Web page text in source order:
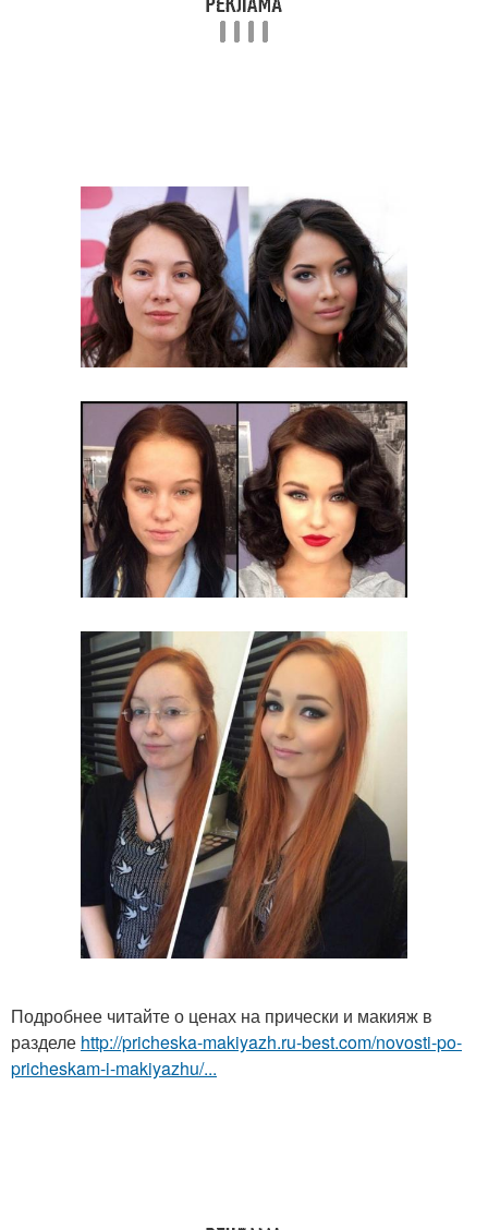
Подробнее читайте о ценах на прически и макияж в
разделе http://pricheska-makiyazh.ru-best.com/novosti-po-
pricheskam-i-makiyazhu/...